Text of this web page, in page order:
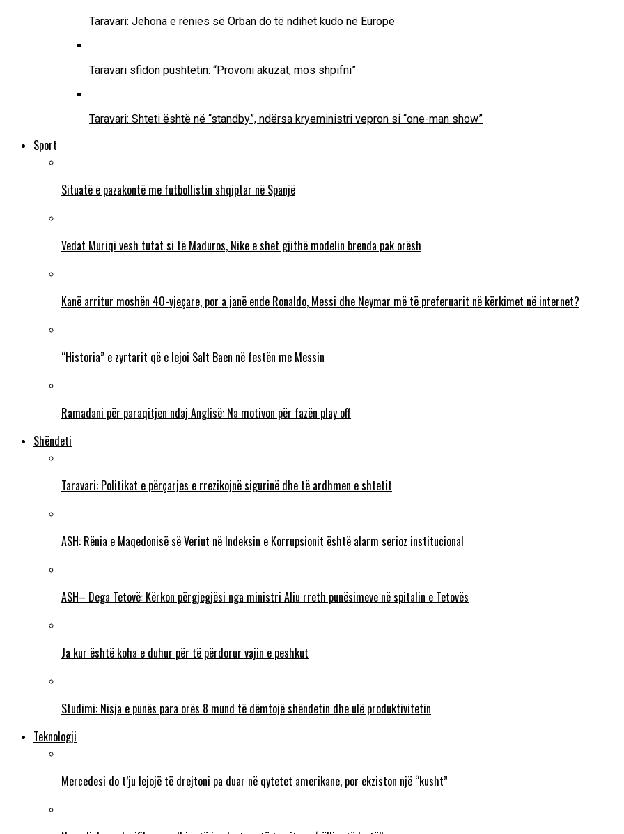
Taravari: Jehona e rënies së Orban do të ndihet kudo në Europë
Taravari sfidon pushtetin: “Provoni akuzat, mos shpifni”
Taravari: Shteti është në “standby”, ndërsa kryeministri vepron si “one-man show”
Sport
Situatë e pazakontë me futbollistin shqiptar në Spanjë
Vedat Muriqi vesh tutat si të Maduros, Nike e shet gjithë modelin brenda pak orësh
Kanë arritur moshën 40-vjeçare, por a janë ende Ronaldo, Messi dhe Neymar më të preferuarit në kërkimet në internet?
“Historia” e zyrtarit që e lejoi Salt Baen në festën me Messin
Ramadani për paraqitjen ndaj Anglisë: Na motivon për fazën play off
Shëndeti
Taravari: Politikat e përçarjes e rrezikojnë sigurinë dhe të ardhmen e shtetit
ASH: Rënia e Maqedonisë së Veriut në Indeksin e Korrupsionit është alarm serioz institucional
ASH– Dega Tetovë: Kërkon përgjegjësi nga ministri Aliu rreth punësimeve në spitalin e Tetovës
Ja kur është koha e duhur për të përdorur vajin e peshkut
Studimi: Nisja e punës para orës 8 mund të dëmtojë shëndetin dhe ulë produktivitetin
Teknologji
Mercedesi do t’ju lejojë të drejtoni pa duar në qytetet amerikane, por ekziston një “kusht”